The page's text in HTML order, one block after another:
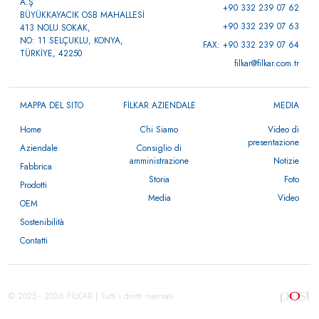
BÜYÜKKAYACIK OSB MAHALLESİ
413 NOLU SOKAK,
NO: 11 SELÇUKLU, KONYA,
TÜRKİYE, 42250
+90 332 239 07 62
+90 332 239 07 63
FAX: +90 332 239 07 64
filkar@filkar.com.tr
MAPPA DEL SITO
Home
Aziendale
Fabbrica
Prodotti
OEM
Sostenibilità
Contatti
FİLKAR AZIENDALE
Chi Siamo
Consiglio di
amministrazione
Storia
Media
MEDIA
Video di
presentazione
Notizie
Foto
Video
© 2025 - 2026 FİLKAR | Tutti i diritti riservati.